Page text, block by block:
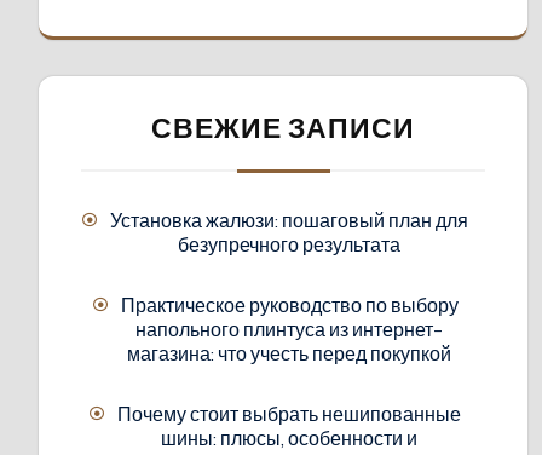
СВЕЖИЕ ЗАПИСИ
Установка жалюзи: пошаговый план для
безупречного результата
Практическое руководство по выбору
напольного плинтуса из интернет-
магазина: что учесть перед покупкой
Почему стоит выбрать нешипованные
шины: плюсы, особенности и